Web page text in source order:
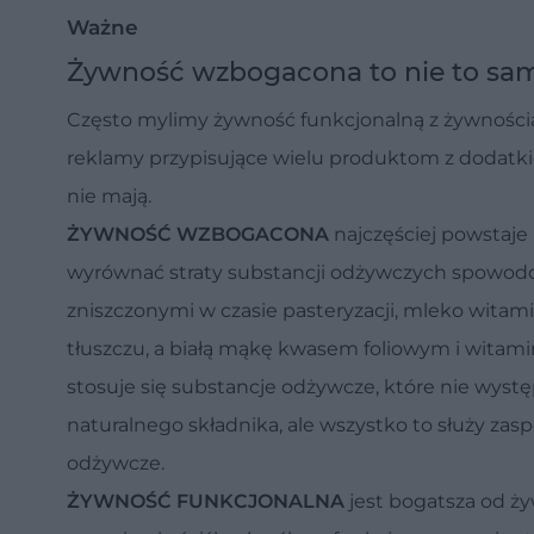
Ważne
Żywność wzbogacona to nie to
Często mylimy żywność funkcjonalną z
reklamy przypisujące wielu produktom z
nie mają.
ŻYWNOŚĆ WZBOGACONA najczęściej
wyrównać straty substancji odżywczych
zniszczonymi w czasie pasteryzacji, mleko
tłuszczu, a białą mąkę kwasem foliowym i
stosuje się substancje odżywcze, które nie
naturalnego składnika, ale wszystko to służy
odżywcze.
ŻYWNOŚĆ FUNKCJONALNA jest bogatsza od